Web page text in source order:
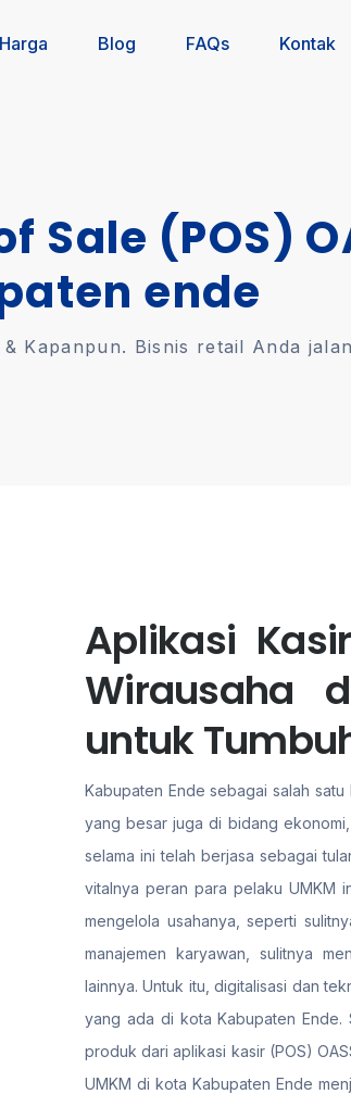
Harga Blog FAQs Kontak
(POS)
ende
Kapanpun. Bisnis retail Anda
Aplikasi
Wirausaha
untuk
Kabupaten Ende sebagai salah
yang besar juga di bidang
selama ini telah berjasa sebagai
vitalnya peran para pelaku UMKM
mengelola usahanya, seperti
manajemen karyawan, sulitnya
lainnya. Untuk itu, digitalisasi dan
yang ada di kota Kabupaten Ende.
produk dari aplikasi kasir (POS)
UMKM di kota Kabupaten Ende